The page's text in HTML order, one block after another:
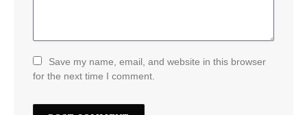
Save my name, email, and website in this browser
for the next time I comment.